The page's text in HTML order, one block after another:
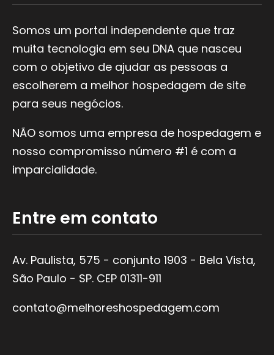
o
o
k
g
Somos um portal independente que traz
muita tecnologia em seu DNA que nasceu
com o objetivo de ajudar as pessoas a
escolherem a melhor hospedagem de site
para seus negócios.
NÃO somos uma empresa de hospedagem e
nosso compromisso número #1 é com a
imparcialidade.
Entre em contato
Av. Paulista, 575 - conjunto 1903 - Bela Vista,
São Paulo - SP. CEP 01311-911
contato@melhoreshospedagem.com